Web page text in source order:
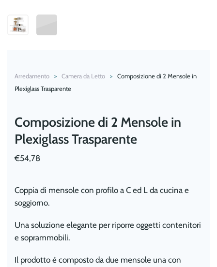
Arredamento Camera da Letto
Composizione di 2 Mensole in
Plexiglass Trasparente
Composizione di 2 Mensole in
Plexiglass Trasparente
€54,78
Coppia di mensole con profilo a C ed L da cucina e
soggiorno.
Una soluzione elegante per riporre oggetti contenitori
e soprammobili.
Il prodotto è composto da due mensole una con